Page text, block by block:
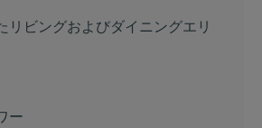
リビングおよびダイニングエリ
ー